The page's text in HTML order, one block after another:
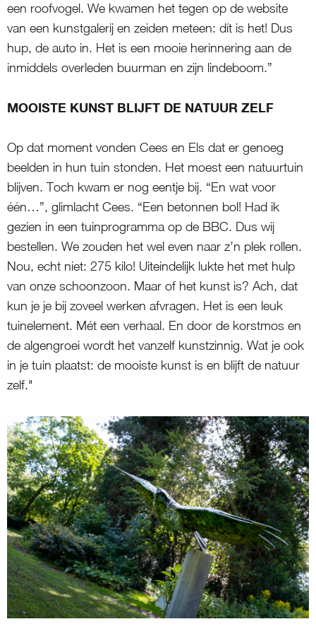
een roofvogel. We kwamen het tegen op de website
van een kunstgalerij en zeiden meteen: dít is het! Dus
hup, de auto in. Het is een mooie herinnering aan de
inmiddels overleden buurman en zijn lindeboom.”
MOOISTE KUNST BLIJFT DE NATUUR ZELF
Op dat moment vonden Cees en Els dat er genoeg
beelden in hun tuin stonden. Het moest een natuurtuin
blijven. Toch kwam er nog eentje bij. “En wat voor
één…”, glimlacht Cees. “Een betonnen bol! Had ik
gezien in een tuinprogramma op de BBC. Dus wij
bestellen. We zouden het wel even naar z’n plek rollen.
Nou, echt niet: 275 kilo! Uiteindelijk lukte het met hulp
van onze schoonzoon. Maar of het kunst is? Ach, dat
kun je je bij zoveel werken afvragen. Het is een leuk
tuinelement. Mét een verhaal. En door de korstmos en
de algengroei wordt het vanzelf kunstzinnig. Wat je ook
in je tuin plaatst: de mooiste kunst is en blijft de natuur
zelf."